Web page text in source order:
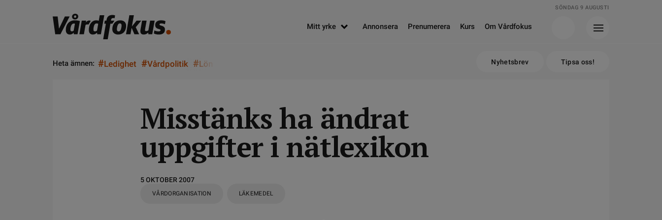
SÖNDAG 9 AUGUSTI
Mitt yrke Annonsera Prenumerera Kurs Om Vårdfokus
Heta ämnen: #Ledighet #Vårdpolitik #Lön Nyhetsbrev Tipsa oss!
Misstänks ha ändrat
uppgifter i nätlexikon
5 OKTOBER 2007
VÅRDORGANISATION LÄKEMEDEL